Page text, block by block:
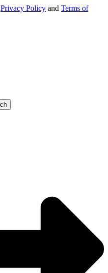
Privacy Policy and Terms of